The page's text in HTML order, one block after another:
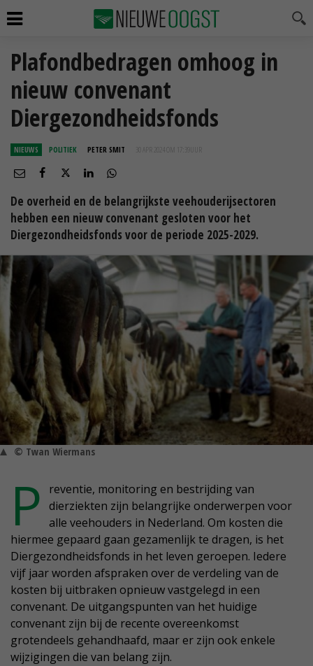
Plafondbedragen omhoog in
nieuw convenant
Diergezondheidsfonds
NIEUWS POLITIEK PETER SMIT 30 APR 2024 OM 17:39
De overheid en de belangrijkste veehouderijsectoren
hebben een nieuw convenant gesloten voor het
Diergezondheidsfonds voor de periode 2025-2029.
© Twan Wiermans
P
reventie, monitoring en bestrijding van
dierziekten zijn belangrijke onderwerpen voor
alle veehouders in Nederland. Om kosten die
hiermee gepaard gaan gezamenlijk te dragen, is het
Diergezondheidsfonds in het leven geroepen. Iedere
vijf jaar worden afspraken over de verdeling van de
kosten bij uitbraken opnieuw vastgelegd in een
convenant. De uitgangspunten van het huidige
convenant zijn bij de recente overeenkomst
grotendeels gehandhaafd, maar er zijn ook enkele
wijzigingen die van belang zijn.